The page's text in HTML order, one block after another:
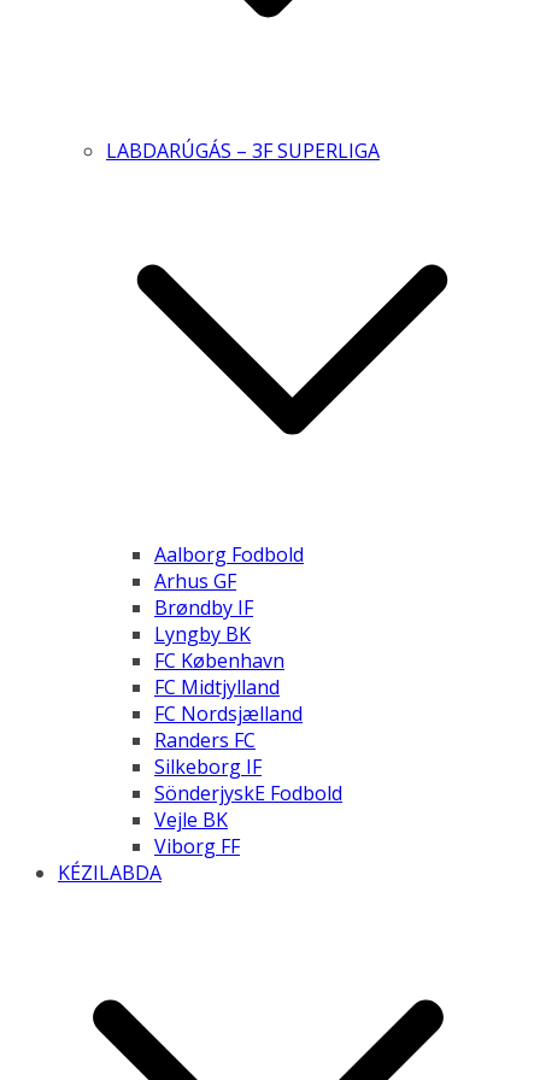
LABDARÚGÁS – 3F SUPERLIGA
Aalborg Fodbold
Arhus GF
Brøndby IF
Lyngby BK
FC København
FC Midtjylland
FC Nordsjælland
Randers FC
Silkeborg IF
SönderjyskE Fodbold
Vejle BK
Viborg FF
KÉZILABDA